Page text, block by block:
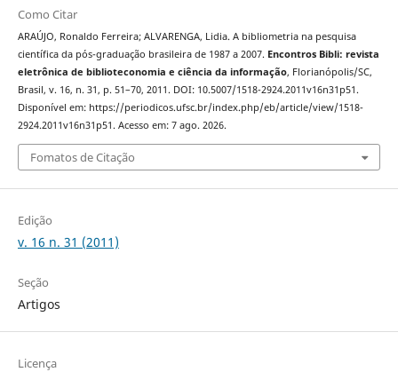
Como Citar
ARAÚJO, Ronaldo Ferreira; ALVARENGA, Lidia. A bibliometria na pesquisa
científica da pós-graduação brasileira de 1987 a 2007. Encontros Bibli: revista
eletrônica de biblioteconomia e ciência da informação, Florianópolis/SC,
Brasil, v. 16, n. 31, p. 51–70, 2011. DOI: 10.5007/1518-2924.2011v16n31p51.
Disponível em: https://periodicos.ufsc.br/index.php/eb/article/view/1518-
2924.2011v16n31p51. Acesso em: 7 ago. 2026.
Fomatos de Citação
Edição
v. 16 n. 31 (2011)
Seção
Artigos
Licença